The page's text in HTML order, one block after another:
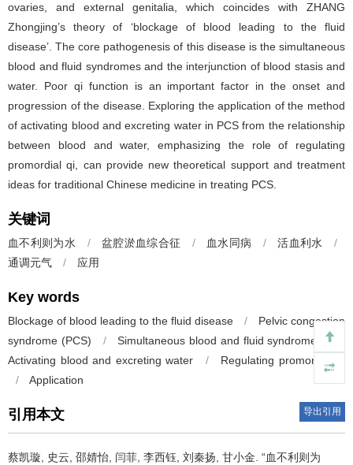
ovaries, and external genitalia, which coincides with ZHANG
Zhongjing’s theory of ‘blockage of blood leading to the fluid
disease’. The core pathogenesis of this disease is the simultaneous
blood and fluid syndromes and the interjunction of blood stasis and
water. Poor qi function is an important factor in the onset and
progression of the disease. Exploring the application of the method
of activating blood and excreting water in PCS from the relationship
between blood and water, emphasizing the role of regulating
promordial qi, can provide new theoretical support and treatment
ideas for traditional Chinese medicine in treating PCS.
关键词
血不利则为水 / 盆腔淤血综合征 / 血水同病 / 活血利水
/
通调元气
/ 应用
Key words
Blockage of blood leading to the fluid disease /
Pelvic congestion
syndrome (PCS)
/ Simultaneous blood and fluid syndromes
Activating blood and excreting water
/
Regulating promordial qi
/
Application
引用本文 导出引用
蔡凯璇, 史云, 邵婧怡, 闫菲, 李西钰, 刘秦扬, 甘小金. “血不利则为